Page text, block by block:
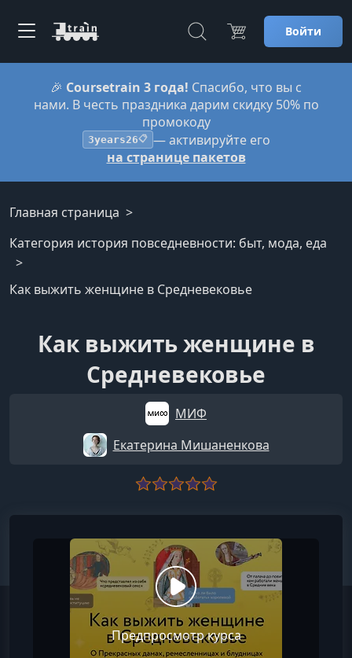
Войти
🎉 Coursetrain 3 года! Спасибо, что вы с
нами. В честь праздника дарим скидку 50% по
промокоду
3years26📋 — активируйте его
на странице пакетов
Главная страница
Категория история повседневности: быт, мода, еда
Как выжить женщине в Средневековье
Как выжить женщине в
Средневековье
МИФ
Екатерина Мишаненкова
Предпросмотр курса